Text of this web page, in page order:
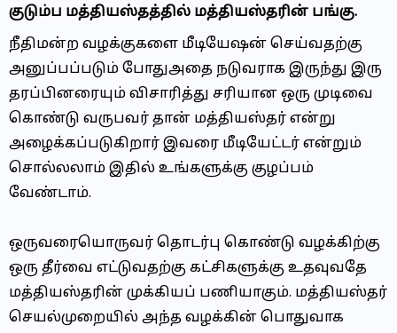
குடும்ப மத்தியஸ்தத்தில் மத்தியஸ்தரின் பங்கு.
நீதிமன்ற வழக்குகளை மீடியேஷன் செய்வதற்கு
அனுப்பப்படும் போதுஅதை நடுவராக இருந்து இரு
தரப்பினரையும் விசாரித்து சரியான ஒரு முடிவை
கொண்டு வருபவர் தான் மத்தியஸ்தர் என்று
அழைக்கப்படுகிறார் இவரை மீடியேட்டர் என்றும்
சொல்லலாம் இதில் உங்களுக்கு குழப்பம்
வேண்டாம்.
ஒருவரையொருவர் தொடர்பு கொண்டு வழக்கிற்கு
ஒரு தீர்வை எட்டுவதற்கு கட்சிகளுக்கு உதவுவதே
மத்தியஸ்தரின் முக்கியப் பணியாகும். மத்தியஸ்தர்
செயல்முறையில் அந்த வழக்கின் பொதுவாக